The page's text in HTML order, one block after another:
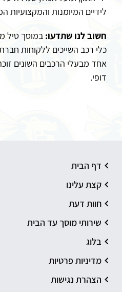
לידיים המיומנות והמקצועיות
חשוב לנו שתדעו: במוסך טיל
כלי רכב השייכים ללקוחות
אחד מבעלי הרכבים השונים
דופי.
דף הבית
קצת עלינו
חוות דעת
שירותי מוסך עד הבית
בלוג
מדיניות פרטיות
הצהרת נגישות